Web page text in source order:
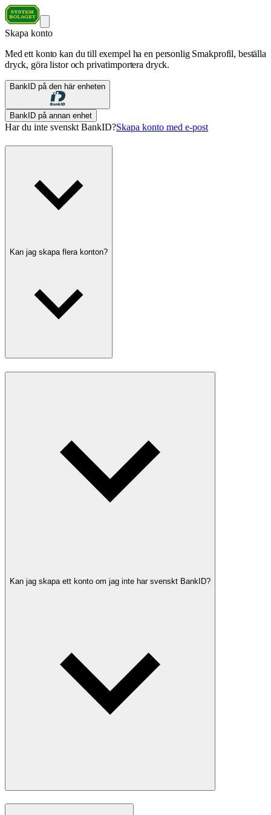
Skapa konto
Med ett konto kan du till exempel ha en personlig Smakprofil, beställa
dryck, göra listor och privatimportera dryck.
BankID på den här enheten
BankID på annan enhet
Har du inte svenskt BankID?Skapa konto med e-post
Kan jag skapa flera konton?
Kan jag skapa ett konto om jag inte har svenskt BankID?